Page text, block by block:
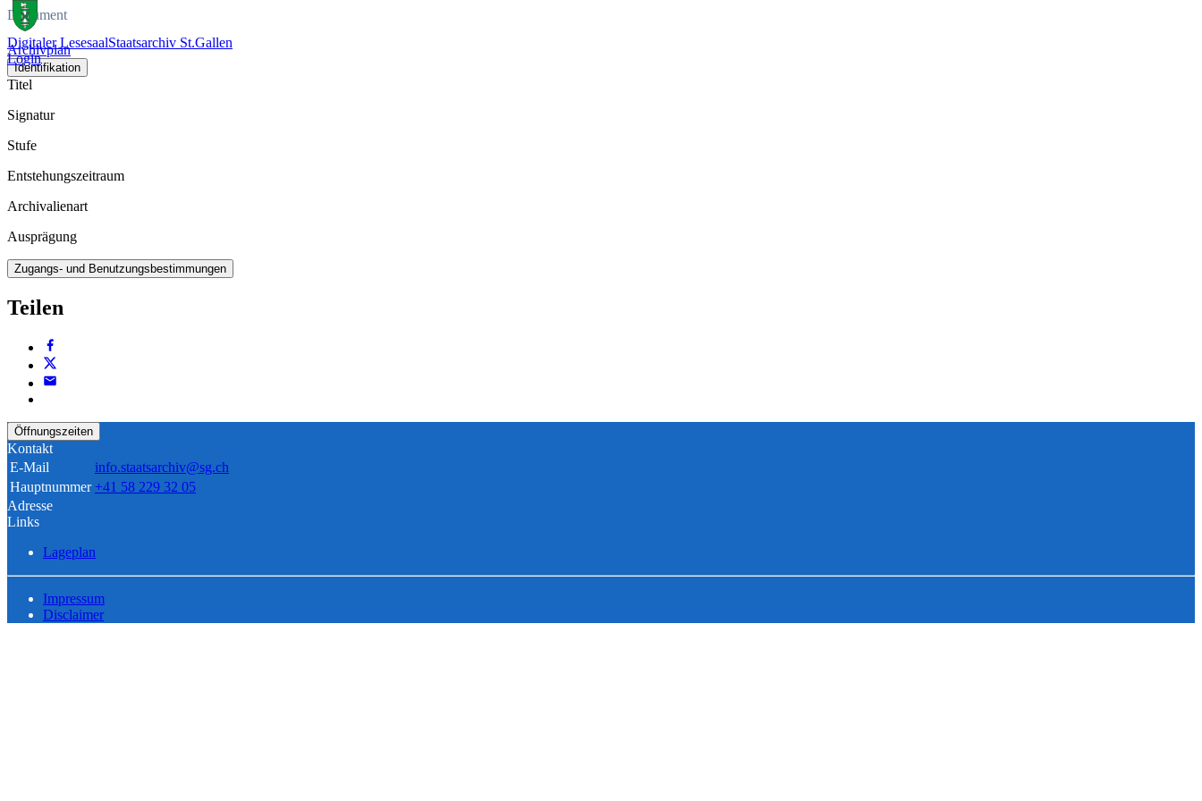
Digitaler LesesaalStaatsarchiv St.Gallen
Login
Dokument
Archivplan
Identifikation
Titel
Signatur
Stufe
Entstehungszeitraum
Archivalienart
Ausprägung
Zugangs- und Benutzungsbestimmungen
Teilen
Öffnungszeiten
Kontakt
E-Mail
info.staatsarchiv@sg.ch
Hauptnummer +41 58 229 32 05
Adresse
Links
Lageplan
Impressum
Disclaimer